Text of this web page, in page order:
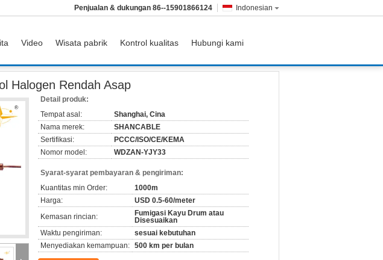
Indonesian
Penjualan & dukungan 86--15901866124
Video Wisata pabrik Kontrol kualitas
Hubungi kami
Rendah Asap
Halogen Rendah Asap
Detail produk:
Tempat asal:
Shanghai, Cina
Nama merek:
SHANCABLE
Sertifikasi:
PCCC/ISO/CE/KEMA
Nomor model:
WDZAN-YJY33
Syarat-syarat pembayaran & pengiriman:
Kuantitas min Order:
1000m
Harga:
USD 0.5-60/meter
Kemasan rincian:
Fumigasi Kayu Drum atau
Disesuaikan
Waktu pengiriman:
sesuai kebutuhan
Menyediakan kemampuan: 500 km per bulan